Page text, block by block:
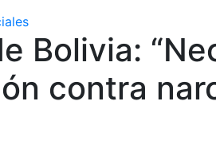
Bolivia:
contra